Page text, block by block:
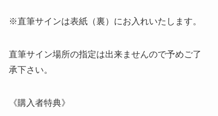
※直筆サインは表紙（裏）にお入れいたします。
直筆サイン場所の指定は出来ませんので予めご了
承下さい。
《購入者特典》